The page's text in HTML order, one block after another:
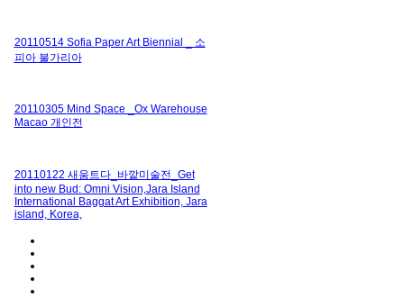
20110514 Sofia Paper Art Biennial _ 소
피아 불가리아
20110305 Mind Space _Ox Warehouse
Macao 개인전
20110122 새움트다_바깥미술전_Get
into new Bud: Omni Vision,Jara Island
International Baggat Art Exhibition, Jara
island, Korea,